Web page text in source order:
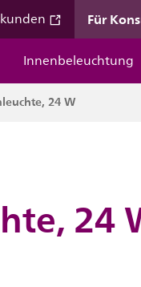
Für
Innenbeleuchtung
24 W
24